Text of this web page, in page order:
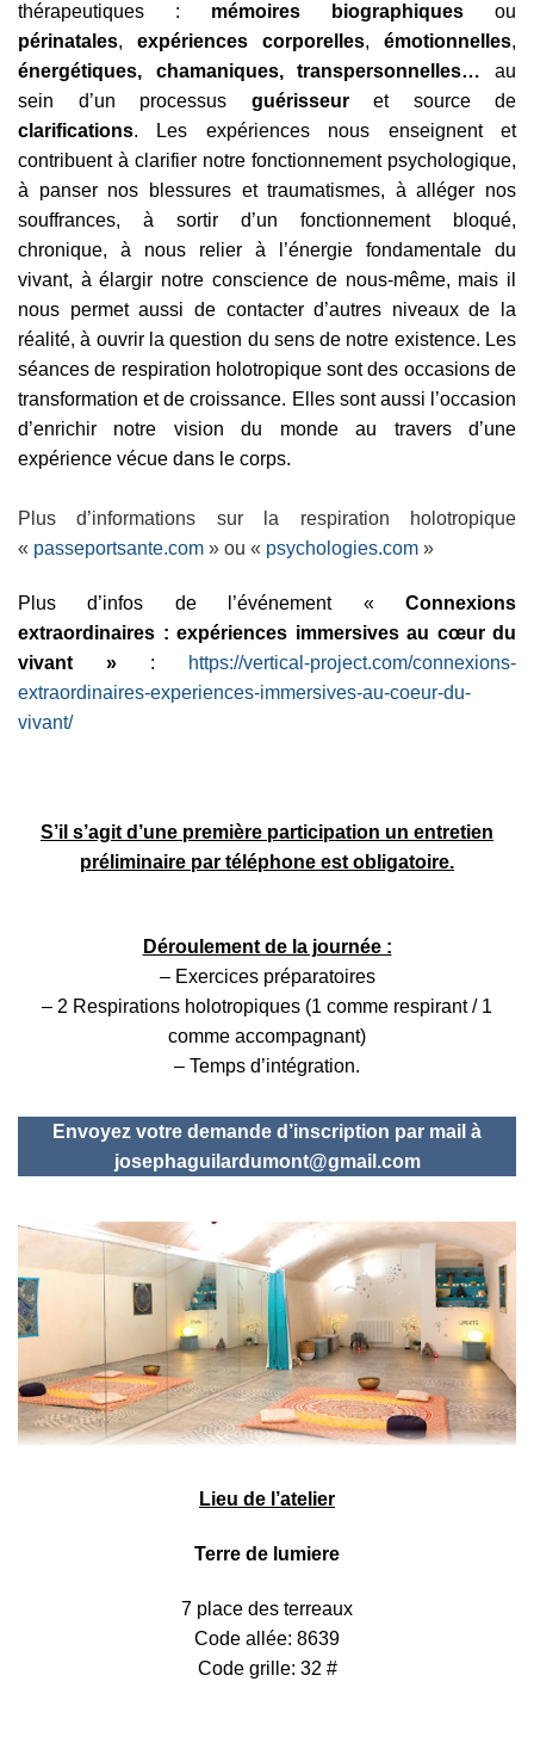
thérapeutiques : mémoires biographiques ou
périnatales, expériences corporelles, émotionnelles,
énergétiques, chamaniques, transpersonnelles… au
sein d’un processus guérisseur et source de
clarifications. Les expériences nous enseignent et
contribuent à clarifier notre fonctionnement psychologique,
à panser nos blessures et traumatismes, à alléger nos
souffrances, à sortir d’un fonctionnement bloqué,
chronique, à nous relier à l’énergie fondamentale du
vivant, à élargir notre conscience de nous-même, mais il
nous permet aussi de contacter d’autres niveaux de la
réalité, à ouvrir la question du sens de notre existence. Les
séances de respiration holotropique sont des occasions de
transformation et de croissance. Elles sont aussi l’occasion
d’enrichir notre vision du monde au travers d’une
expérience vécue dans le corps.
Plus d’informations sur la respiration holotropique
« passeportsante.com » ou « psychologies.com »
Plus d’infos de l’événement « Connexions
extraordinaires : expériences immersives au cœur du
vivant » : https://vertical-project.com/connexions-
extraordinaires-experiences-immersives-au-coeur-du-
vivant/
S’il s’agit d’une première participation un entretien
préliminaire par téléphone est obligatoire.
Déroulement de la journée :
– Exercices préparatoires
– 2 Respirations holotropiques (1 comme respirant / 1
comme accompagnant)
– Temps d’intégration.
Envoyez votre demande d’inscription par mail à
josephaguilardumont@gmail.com
Lieu de l’atelier
Terre de lumiere
7 place des terreaux
Code allée: 8639
Code grille: 32 #